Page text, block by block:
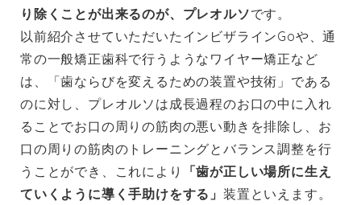
り除くことが出来るのが、プレオルソです。
以前紹介させていただいた インビザラインGoや、通
常の一般矯正歯科で行うようなワイヤー矯正など
は、「歯ならびを変えるための装置や技術」である
のに対し、プレオルソは成長過程のお口の中に入れ
ることでお口の周りの筋肉の悪い動きを排除し、お
口の周りの筋肉のトレーニングとバランス調整を行
うことができ、これにより
「歯が正しい場所に生え
ていくように導く手助けをする」 装置といえます。